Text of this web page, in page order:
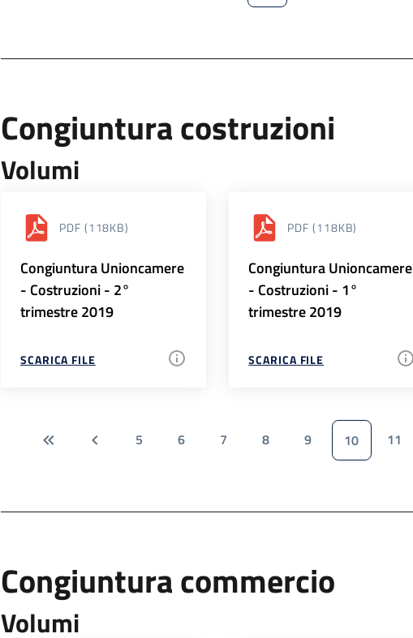
Congiuntura costruzioni
Volumi
PDF (118KB)
Congiuntura Unioncamere
- Costruzioni - 2°
trimestre 2019
SCARICA FILE
PDF (118KB)
Congiuntura Unioncamere
- Costruzioni - 1°
trimestre 2019
SCARICA FILE
5 6 7 8 9 10 11
Congiuntura commercio
Volumi